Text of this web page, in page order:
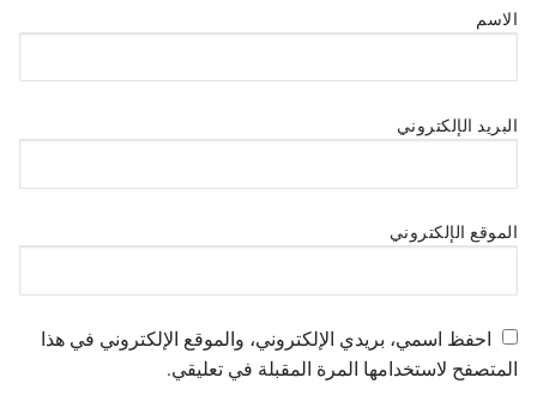
الاسم
البريد الإلكتروني
الموقع الإلكتروني
احفظ اسمي، بريدي الإلكتروني، والموقع الإلكتروني في هذا
المتصفح لاستخدامها المرة المقبلة في تعليقي.